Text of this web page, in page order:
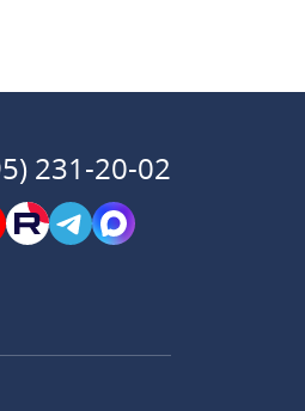
231-20-02